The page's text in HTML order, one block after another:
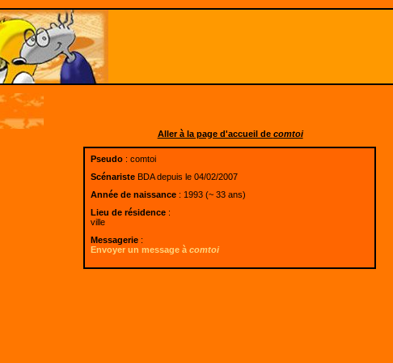
Aller à la page d'accueil de comtoi
Pseudo: comtoi
ScénaristeBDA depuis le 04/02/2007
Année de naissance: 1993 (~ 33 ans)
Lieu de résidence:
ville
Messagerie:
Envoyer un message à comtoi